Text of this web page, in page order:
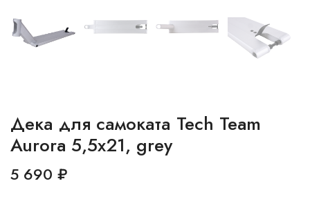
Дека для самоката Tech Team
Aurora 5,5x21, grey
5 690 ₽